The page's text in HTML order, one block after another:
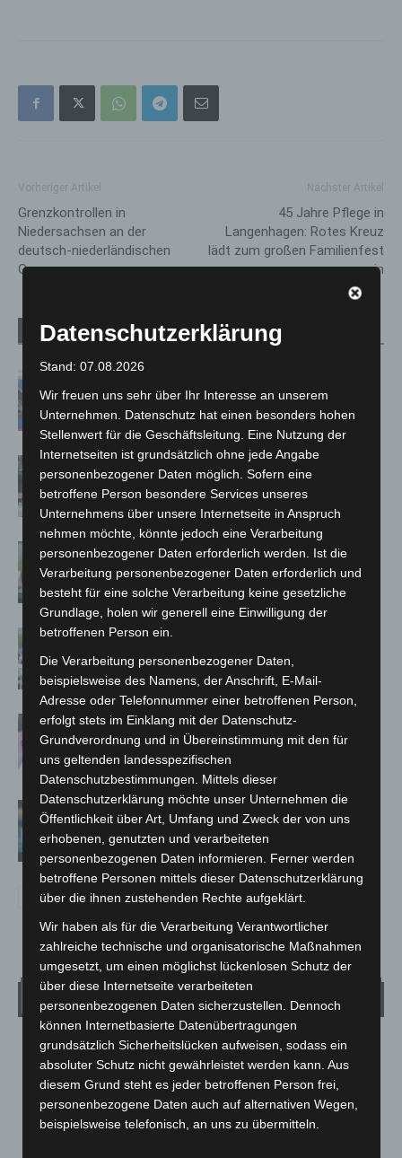
Grenzkontrollen in
Niedersachsen an der
deutsch-niederländischen
Grenze
45 Jahre Pflege in
Langenhagen: Rotes Kreuz
lädt zum großen Familienfest
ein
Verwandte Artikel Mehr vom Autor
A7 – Polizei sucht Zeugen
Gasleitung bei McDonald’s-Umbau in
Langenhagen beschädigt
Langenhagen: Autofahrer mit 3,17
Promille aus dem Verkehr gezogen
Blaulichtmeile Langenhagen 2026:
Polizei, Feuerwehr und Rettung
hautnah erleben
Polizei Langenhagen testet Aufnahme
von Anzeigen per Videochat
Vermisste Seniorin aus Godshorn tot
aufgefunden
Wetter
LANGENHAGEN
Ein Paar Wolken
14.8°C 16.1°
Datenschutzerklärung
Stand: 07.08.2026
Wir freuen uns sehr über Ihr Interesse an unserem
Unternehmen. Datenschutz hat einen besonders hohen
Stellenwert für die Geschäftsleitung. Eine Nutzung der
Internetseiten ist grundsätzlich ohne jede Angabe
personenbezogener Daten möglich. Sofern eine
betroffene Person besondere Services unseres
Unternehmens über unsere Internetseite in Anspruch
nehmen möchte, könnte jedoch eine Verarbeitung
personenbezogener Daten erforderlich werden. Ist die
Verarbeitung personenbezogener Daten erforderlich und
besteht für eine solche Verarbeitung keine gesetzliche
Grundlage, holen wir generell eine Einwilligung der
betroffenen Person ein.
Die Verarbeitung personenbezogener Daten,
beispielsweise des Namens, der Anschrift, E-Mail-
Adresse oder Telefonnummer einer betroffenen Person,
erfolgt stets im Einklang mit der Datenschutz-
Grundverordnung und in Übereinstimmung mit den für
uns geltenden landesspezifischen
Datenschutzbestimmungen. Mittels dieser
Datenschutzerklärung möchte unser Unternehmen die
Öffentlichkeit über Art, Umfang und Zweck der von uns
erhobenen, genutzten und verarbeiteten
personenbezogenen Daten informieren. Ferner werden
betroffene Personen mittels dieser Datenschutzerklärung
über die ihnen zustehenden Rechte aufgeklärt.
Wir haben als für die Verarbeitung Verantwortlicher
zahlreiche technische und organisatorische Maßnahmen
umgesetzt, um einen möglichst lückenlosen Schutz der
über diese Internetseite verarbeiteten
personenbezogenen Daten sicherzustellen. Dennoch
können Internetbasierte Datenübertragungen
grundsätzlich Sicherheitslücken aufweisen, sodass ein
absoluter Schutz nicht gewährleistet werden kann. Aus
diesem Grund steht es jeder betroffenen Person frei,
personenbezogene Daten auch auf alternativen Wegen,
beispielsweise telefonisch, an uns zu übermitteln.